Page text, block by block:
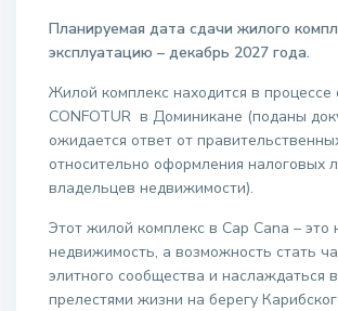
Планируемая дата сдачи жилого
эксплуатацию – декабрь 2027 года.
Жилой комплекс находится в
CONFOTUR в Доминикане (поданы
ожидается ответ от
относительно оформления налоговых
владельцев недвижимости).
Этот жилой комплекс в Cap Cana – это
недвижимость, а возможность стать
элитного сообщества и наслаждаться
прелестями жизни на берегу